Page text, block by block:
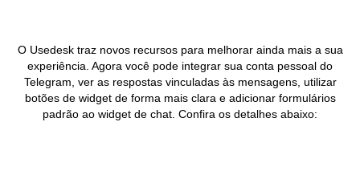
O Usedesk traz novos recursos para melhorar ainda mais a sua
experiência. Agora você pode integrar sua conta pessoal do
Telegram, ver as respostas vinculadas às mensagens, utilizar
botões de widget de forma mais clara e adicionar formulários
padrão ao widget de chat. Confira os detalhes abaixo: